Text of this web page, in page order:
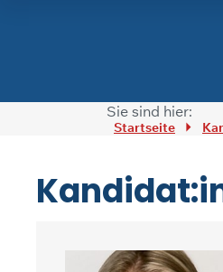
Zum Inhalt springenSie sind hier:
Startseite